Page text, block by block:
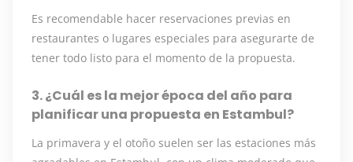
Es recomendable hacer reservaciones previas en
restaurantes o lugares especiales para asegurarte de
tener todo listo para el momento de la propuesta.
3. ¿Cuál es la mejor época del año para
planificar una propuesta en Estambul?
La primavera y el otoño suelen ser las estaciones más